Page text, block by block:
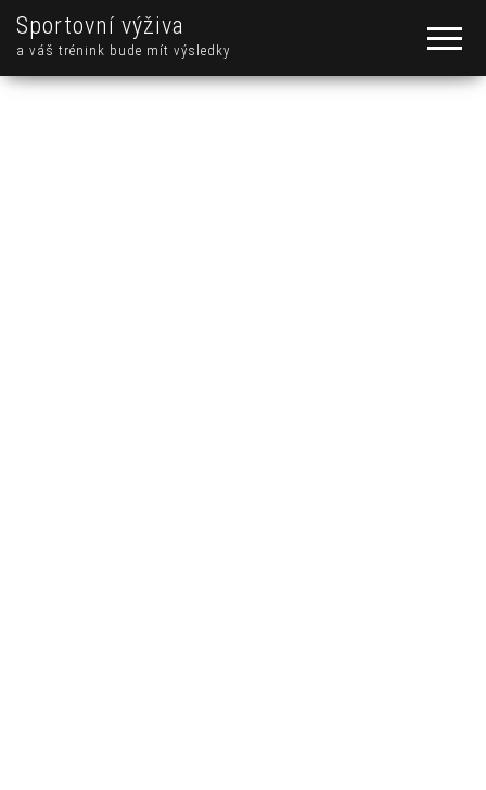
Sportovní výživa
a váš trénink bude mít výsledky